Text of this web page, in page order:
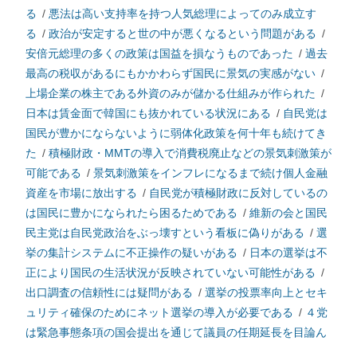
る / 悪法は高い支持率を持つ人気総理によってのみ成立す
る / 政治が安定すると世の中が悪くなるという問題がある /
安倍元総理の多くの政策は国益を損なうものであった / 過去
最高の税収があるにもかかわらず国民に景気の実感がない /
上場企業の株主である外資のみが儲かる仕組みが作られた /
日本は賃金面で韓国にも抜かれている状況にある / 自民党は
国民が豊かにならないように弱体化政策を何十年も続けてき
た / 積極財政・MMTの導入で消費税廃止などの景気刺激策が
可能である / 景気刺激策をインフレになるまで続け個人金融
資産を市場に放出する / 自民党が積極財政に反対しているの
は国民に豊かになられたら困るためである / 維新の会と国民
民主党は自民党政治をぶっ壊すという看板に偽りがある / 選
挙の集計システムに不正操作の疑いがある / 日本の選挙は不
正により国民の生活状況が反映されていない可能性がある /
出口調査の信頼性には疑問がある / 選挙の投票率向上とセキ
ュリティ確保のためにネット選挙の導入が必要である / ４党
は緊急事態条項の国会提出を通じて議員の任期延長を目論ん